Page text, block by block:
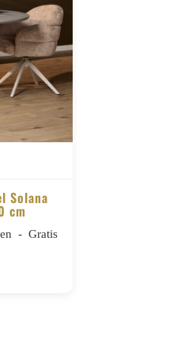
Solana
cm
- Gratis